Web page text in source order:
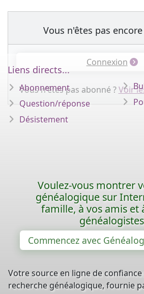
Vous n'êtes pas
Connexion
Vous n'êtes pas abonné ?Voir
Liens directs...
Abonnement
Question/réponse
Désistement
Voulez-vous montrer
généalogique sur
famille, à vos amis et
Commencez avec
Votre source en ligne de
recherche généalogique, fournie